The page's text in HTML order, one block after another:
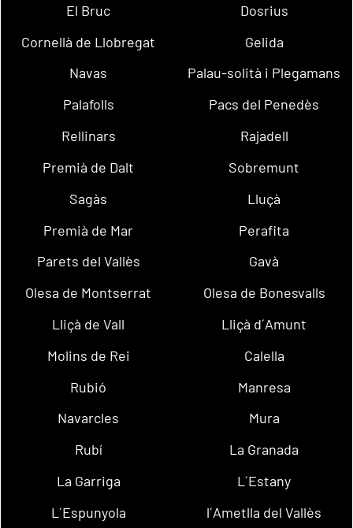
El Bruc
Dosrius
Cornellà de Llobregat
Gelida
Navas
Palau-solità i Plegamans
Palafolls
Pacs del Penedès
Rellinars
Rajadell
Premià de Dalt
Sobremunt
Sagàs
Lluçà
Premià de Mar
Perafita
Parets del Vallès
Gavà
Olesa de Montserrat
Olesa de Bonesvalls
Lliçà de Vall
Lliçà d´Amunt
Molins de Rei
Calella
Rubió
Manresa
Navarcles
Mura
Rubí
La Granada
La Garriga
L´Estany
L´Espunyola
l´Ametlla del Vallès